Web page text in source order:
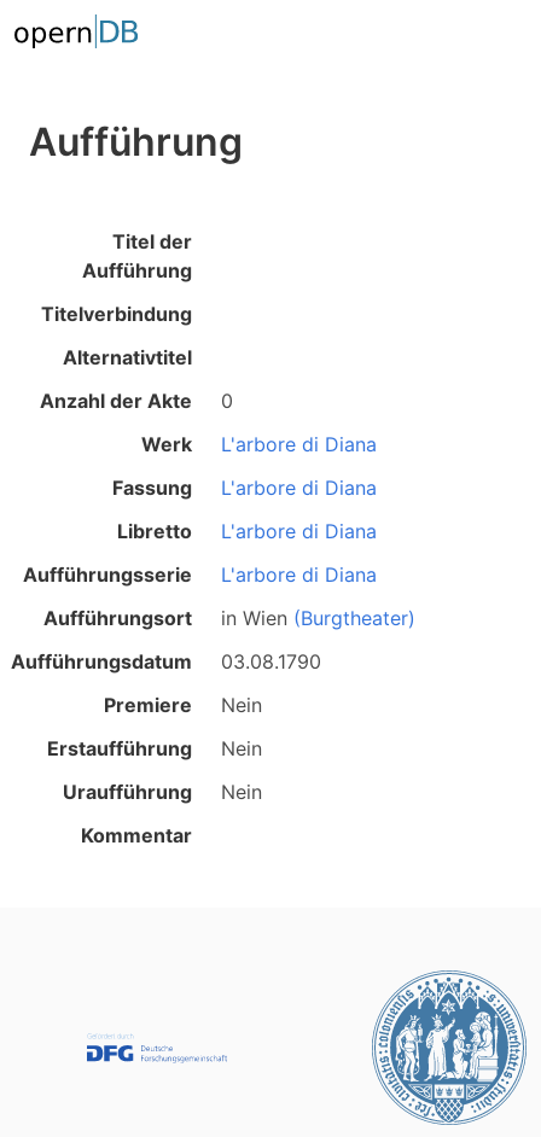
Aufführung
Titel der
Aufführung
Titelverbindung
Alternativtitel
Anzahl der Akte
0
Werk
L'arbore di Diana
Fassung
L'arbore di Diana
Libretto
L'arbore di Diana
Aufführungsserie
L'arbore di Diana
Aufführungsort
inWien (Burgtheater)
Aufführungsdatum
03.08.1790
Premiere
Nein
Erstaufführung
Nein
Uraufführung
Nein
Kommentar